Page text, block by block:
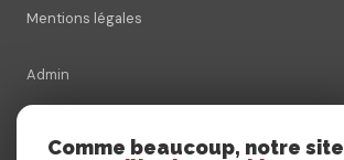
Mentions légales
Admin
Comme beaucoup, notre site